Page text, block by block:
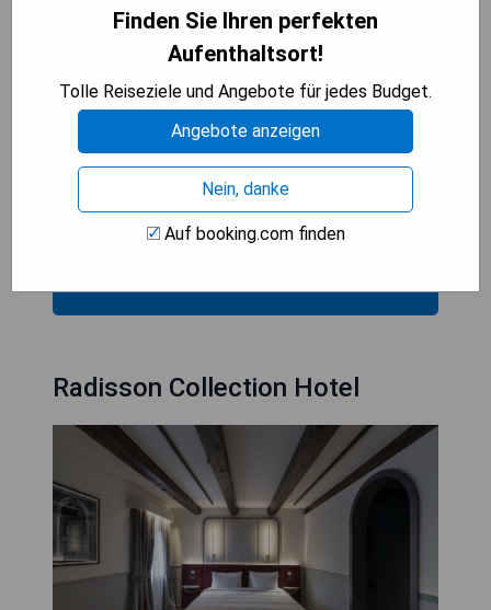
- Hervorragender Service und Aufmerksamkeit für
- Luxuriöses Spa-Angebot für Entspannung und
Regeneration
Cons:
- Hohe Preise während der Hochsaison in Venedig
- Begrenzte Anzahl an Zimmern, vorherige
Reservierung erforderlich.
Radisson Collection Hotel
Finden Sie Ihren perfekten
Aufenthaltsort!
Tolle Reiseziele und Angebote für jedes Budget.
Angebote anzeigen
Nein, danke
Auf booking.com finden